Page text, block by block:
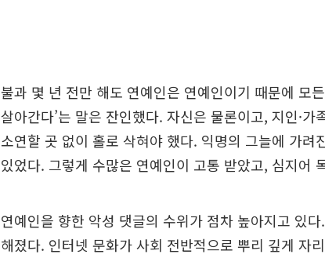
불과 몇 년 전만 해도 연예인은 연예인이기 때문에 모
살아간다’는 말은 잔인했다. 자신은 물론이고, 지인·
소연할 곳 없이 홀로 삭혀야 했다. 익명의 그늘에 가려
있었다. 그렇게 수많은 연예인이 고통 받았고, 심지어
연예인을 향한 악성 댓글의 수위가 점차 높아지고 있
해졌다. 인터넷 문화가 사회 전반적으로 뿌리 깊게 자